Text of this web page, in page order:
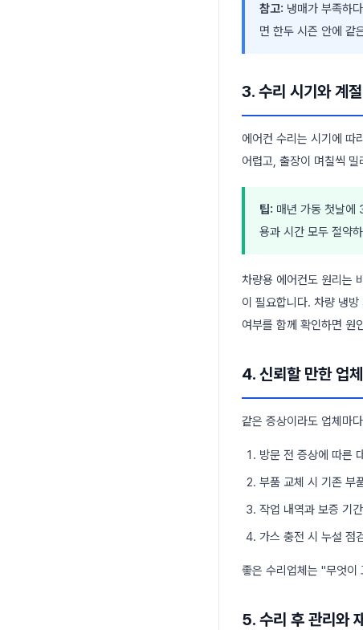
참고: 냉매가 부족하
면 한두 시즌 안에 같
3. 수리 시기와 계
에어컨 수리는 시기에 따
어렵고, 출장이 며칠씩
팁: 매년 가동 첫날에
용과 시간 모두 절약
차량용 에어컨도 원리는
이 필요합니다. 차량 냉
여부를 함께 확인하면 원
4. 신뢰할 만한 업
같은 증상이라도 업체마
방문 전 증상에 따른
부품 교체 시 기존 부
작업 내역과 보증 기
가스 충전 시 누설 점
좋은 수리업체는 "무엇이
5. 수리 후 관리와